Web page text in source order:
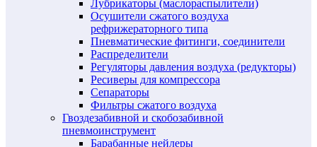
Лубрикаторы (маслораспылители)
Осушители сжатого воздуха
рефрижераторного типа
Пневматические фитинги, соединители
Распределители
Регуляторы давления воздуха (редукторы)
Ресиверы для компрессора
Сепараторы
Фильтры сжатого воздуха
Гвоздезабивной и скобозабивной
пневмоинструмент
Барабанные нейлеры